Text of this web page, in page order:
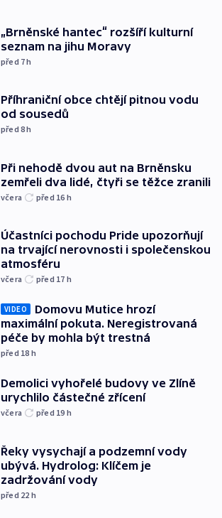
„Brněnské hantec“ rozšíří kulturní
seznam na jihu Moravy
před 7h
Příhraniční obce chtějí pitnou vodu
od sousedů
před 8h
Při nehodě dvou aut na Brněnsku
zemřeli dva lidé, čtyři se těžce zranili
včera před 16 h
Účastníci pochodu Pride upozorňují
na trvající nerovnosti i společenskou
atmosféru
včera před 17 h
VIDEO
Domovu Mutice hrozí
maximální pokuta. Neregistrovaná
péče by mohla být trestná
před 18 h
Demolici vyhořelé budovy ve Zlíně
urychlilo částečné zřícení
včera před 19 h
Řeky vysychají a podzemní vody
ubývá. Hydrolog: Klíčem je
zadržování vody
před 22 h